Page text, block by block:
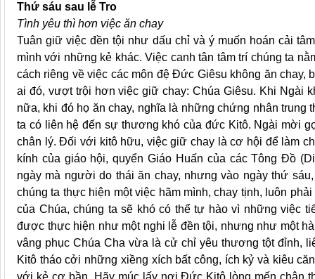
Thứ sáu sau lễ Tro
Tình yêu thì hơn việc ăn chay
Tuân giữ việc đền tội như dấu chỉ và ý muốn hoán cải
mình với những kẻ khác. Việc canh tân tâm trí chúng ta
cách riêng về việc các môn đệ Đức Giêsu không ăn
ai đó, vượt trội hơn việc giữ chay: Chúa Giêsu. Khi Ngài
nữa, khi đó họ ăn chay, nghĩa là những chứng nhân
ta có liên hệ đến sự thương khó của đức Kitô. Ngài mời
chân lý. Đối với kitô hữu, việc giữ chay là cơ hội để làm
kính của giáo hội, quyển Giáo Huấn của các Tông Đồ
ngày mà người do thái ăn chay, nhưng vào ngày thứ
chúng ta thực hiện một việc hãm mình, chay tịnh, luôn
của Chúa, chúng ta sẽ khó có thể tự hào vì những việc
được thực hiện như một nghi lễ đền tội, nhưng như một
vâng phục Chúa Cha vừa là cử chỉ yêu thương tột đỉnh,
Kitô tháo cởi những xiềng xích bất công, ích kỷ và kiêu